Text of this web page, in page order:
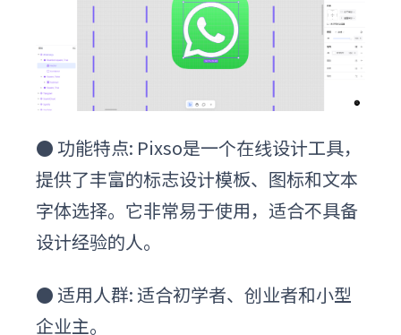
● 功能特点: Pixso是一个在线设计工具，
提供了丰富的标志设计模板、图标和文本
字体选择。它非常易于使用，适合不具备
设计经验的人。
●适用人群: 适合初学者、创业者和小型
企业主。